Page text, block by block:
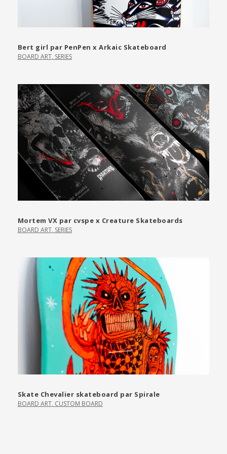
Bert girl par PenPen x Arkaic Skateboard
BOARD ART, SERIES
Mortem VX par cvspe x Creature Skateboards
BOARD ART, SERIES
Skate Chevalier skateboard par Spirale
BOARD ART, CUSTOM BOARD